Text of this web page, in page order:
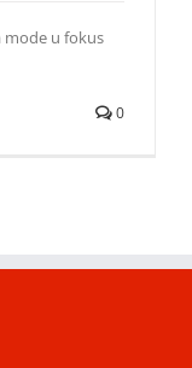
mode u fokus
0